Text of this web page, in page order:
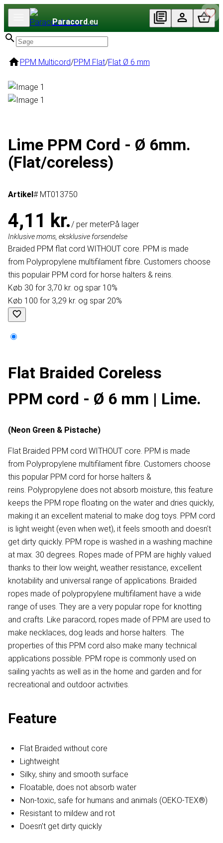
Paracord.eu
PPM Multicord/PPM Flat/Flat Ø 6 mm
Lime PPM Cord - Ø 6mm.
(Flat/coreless)
Artikel# MT013750
4,11 kr./ per meterPå lager
Inklusive moms, eksklusive forsendelse
Braided PPM flat cord WITHOUT core. PPM is made
from Polypropylene multifilament fibre. Customers choose
this populair PPM cord for horse halters & reins.
Køb 30 for 3,70 kr. og spar 10%
Køb 100 for 3,29 kr. og spar 20%
Flat Braided Coreless
PPM cord - Ø 6 mm | Lime.
(Neon Green & Pistache)
Flat Braided PPM cord WITHOUT core. PPM is made
from Polypropylene multifilament fibre. Customers choose
this popular PPM cord for horse halters &
reins. Polypropylene does not absorb moisture, this feature
keeps the PPM rope floating on the water and dries quickly,
making it an excellent material to make dog toys. PPM cord
is light weight (even when wet), it feels smooth and doesn't
get dirty quickly. PPM rope is washed in a washing machine
at max. 30 degrees. Ropes made of PPM are highly valued
thanks to their low weight, weather resistance, excellent
knotability and universal range of applications. Braided
ropes made of polypropylene multifilament have a wide
range of uses. They are a very popular rope for knotting
and crafts. Like paracord, ropes made of PPM are used to
make necklaces, dog leads and horse halters. The
properties of this PPM cord also make many technical
applications possible. PPM rope is commonly used on
sailing yachts as well as in the home and garden and for
recreational and outdoor activities.
Feature
Flat Braided without core
Lightweight
Silky, shiny and smooth surface
Floatable, does not absorb water
Non-toxic, safe for humans and animals (OEKO-TEX®)
Resistant to mildew and rot
Doesn't get dirty quickly